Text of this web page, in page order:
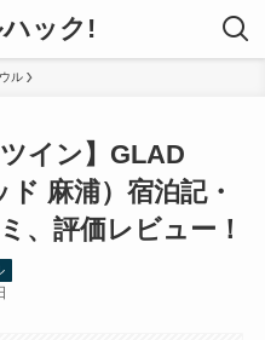
ハック!
ル
イン】GLAD
麻浦）宿泊記・
、評価レビュー！